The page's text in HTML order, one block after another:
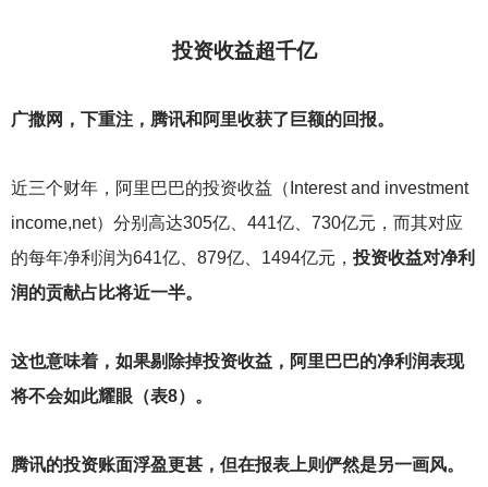
投资收益超千亿
广撒网，下重注，腾讯和阿里收获了巨额的回报。
近三个财年，阿里巴巴的投资收益（Interest and investment
income,net）分别高达305亿、441亿、730亿元，而其对应
的每年净利润为641亿、879亿、1494亿元， 投资收益对净利
润的贡献占比将近一半。
这也意味着，如果剔除掉投资收益，阿里巴巴的净利润表现
将不会如此耀眼（表8）。
腾讯的投资账面浮盈更甚，但在报表上则俨然是另一画风。